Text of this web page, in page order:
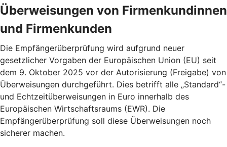
Überweisungen von Firmenkundinnen
und Firmenkunden
Die Empfängerüberprüfung wird aufgrund neuer
gesetzlicher Vorgaben der Europäischen Union (EU) seit
dem 9. Oktober 2025 vor der Autorisierung (Freigabe) von
Überweisungen durchgeführt. Dies betrifft alle „Standard“-
und Echtzeitüberweisungen in Euro innerhalb des
Europäischen Wirtschaftsraums (EWR). Die
Empfängerüberprüfung soll diese Überweisungen noch
sicherer machen.